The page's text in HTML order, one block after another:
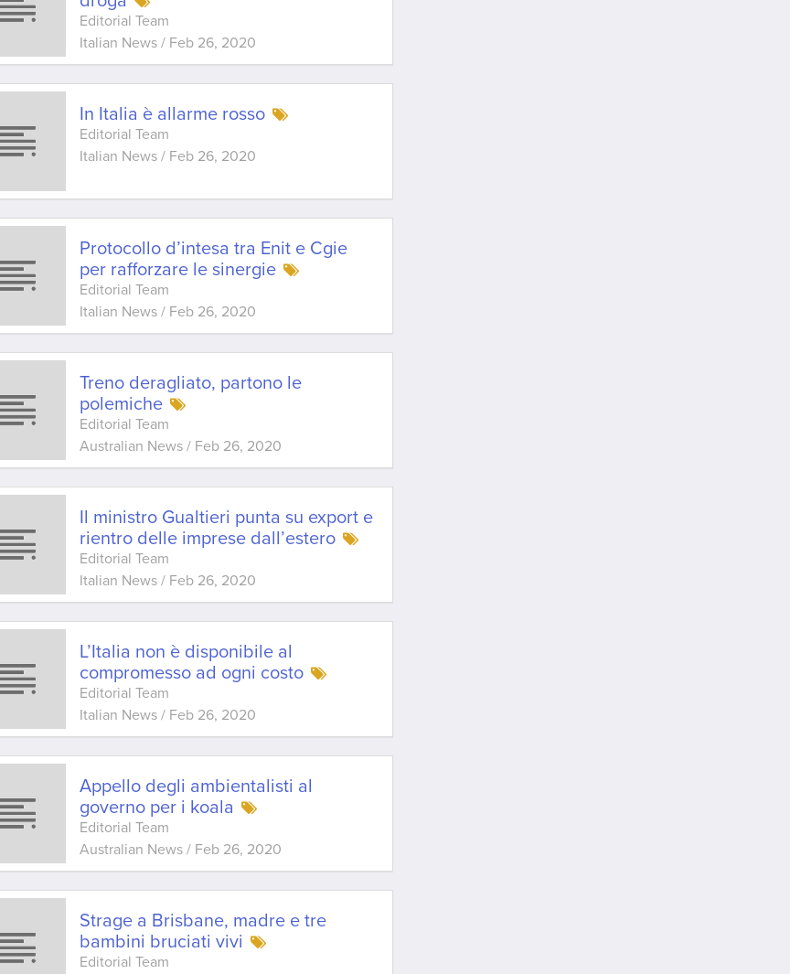
Editorial Team
Italian News / Feb 26, 2020
In Italia è allarme rosso
Editorial Team
Italian News / Feb 26, 2020
Protocollo d’intesa tra Enit e Cgie
per rafforzare le sinergie
Editorial Team
Italian News / Feb 26, 2020
Treno deragliato, partono le
polemiche
Editorial Team
Australian News / Feb 26, 2020
Il ministro Gualtieri punta su export e
rientro delle imprese dall’estero
Editorial Team
Italian News / Feb 26, 2020
L’Italia non è disponibile al
compromesso ad ogni costo
Editorial Team
Italian News / Feb 26, 2020
Appello degli ambientalisti al
governo per i koala
Editorial Team
Australian News / Feb 26, 2020
Strage a Brisbane, madre e tre
bambini bruciati vivi
Editorial Team